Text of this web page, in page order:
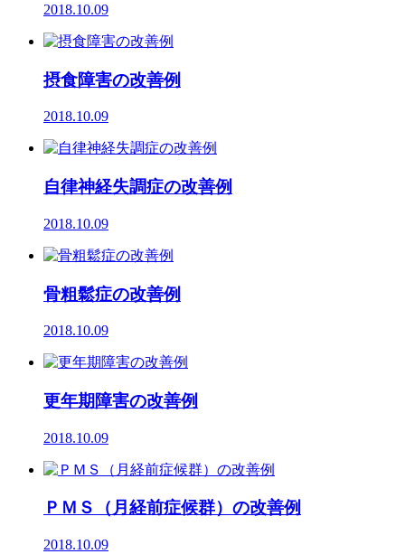
2018.10.09
摂食障害の改善例
2018.10.09
自律神経失調症の改善例
2018.10.09
骨粗鬆症の改善例
2018.10.09
更年期障害の改善例
2018.10.09
ＰＭＳ（月経前症候群）の改善例
2018.10.09